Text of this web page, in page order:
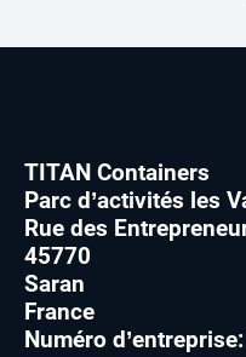
TITAN Containers
Parc d’activités les
Rue des
45770
Saran
France
Numéro